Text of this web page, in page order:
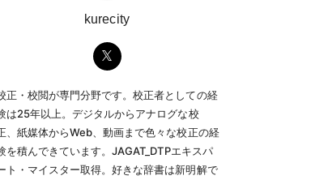
kurecity
正・校閲が専門分野です。校正者としての経
は25年以上。デジタルからアナログな校
、紙媒体からWeb、動画まで色々な校正の経
を積んできています。JAGAT_DTPエキスパ
ト・マイスター取得。好きな辞書は新明解で